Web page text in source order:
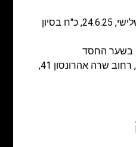
ההלוויה תתקיים היום, יום שלישי, 24.6.25, כ"ח בסיון
בשער החסד
יושבים שבעה בבית המנוח, רחוב שרה אהרונסון 41,